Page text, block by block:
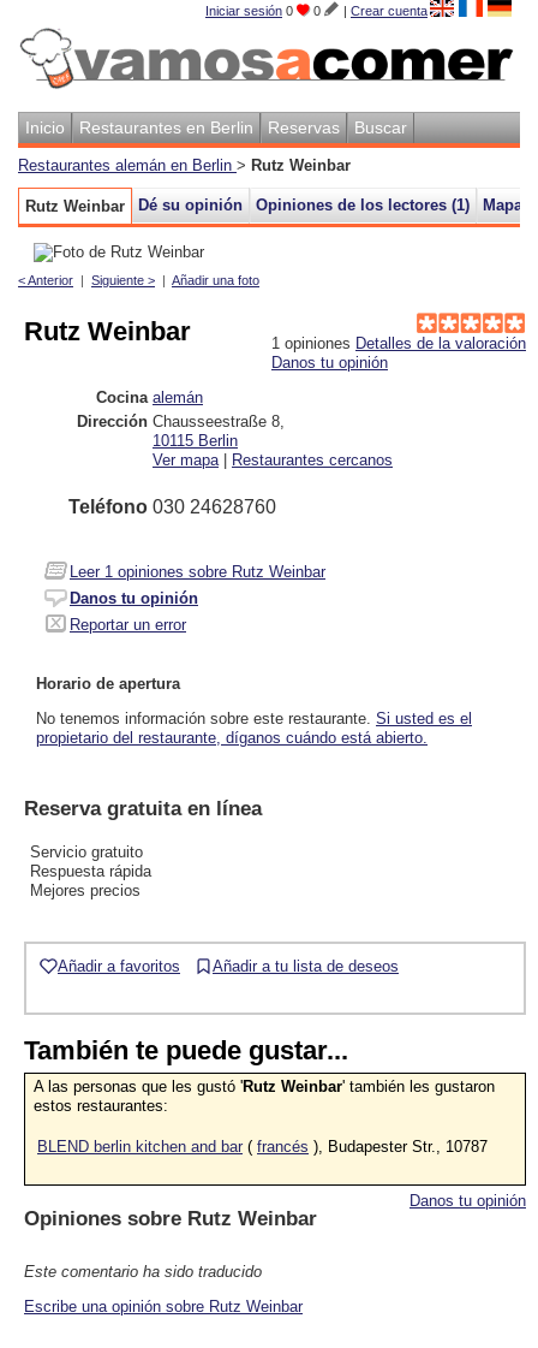
Iniciar sesión 0 0 | Crear cuenta
Inicio Restaurantes en Berlin Reservas Buscar
Restaurantes alemán en Berlin > Rutz Weinbar
Rutz Weinbar Dé su opinión Opiniones de los lectores (1) Mapa
< Anterior | Siguiente > | Añadir una foto
1 opiniones Detalles de la valoración
Danos tu opinión
Rutz Weinbar
Cocina alemán
Dirección Chausseestraße 8
10115 Berlin
Ver mapa | Restaurantes cercanos
Teléfono 030 24628760
Leer 1 opiniones sobre Rutz Weinbar
Danos tu opinión
Reportar un error
Horario de apertura
No tenemos información sobre este restaurante. Si usted es el
propietario del restaurante, díganos cuándo está abierto.
Reserva gratuita en línea
Servicio gratuito
Respuesta rápida
Mejores precios
Añadir a favoritos Añadir a tu lista de deseos
También te puede gustar...
A las personas que les gustó 'Rutz Weinbar' también les gustaron
estos restaurantes:
BLEND berlin kitchen and bar ( francés ), Budapester Str., 10787
Danos tu opinión
Opiniones sobre Rutz Weinbar
Este comentario ha sido traducido
Escribe una opinión sobre Rutz Weinbar